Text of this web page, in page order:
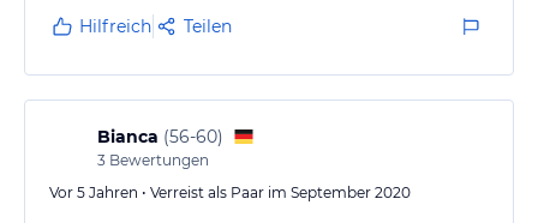
Hilfreich Teilen
Bianca (56-60)
3 Bewertungen
Vor 5 Jahren • Verreist als Paar im September 2020